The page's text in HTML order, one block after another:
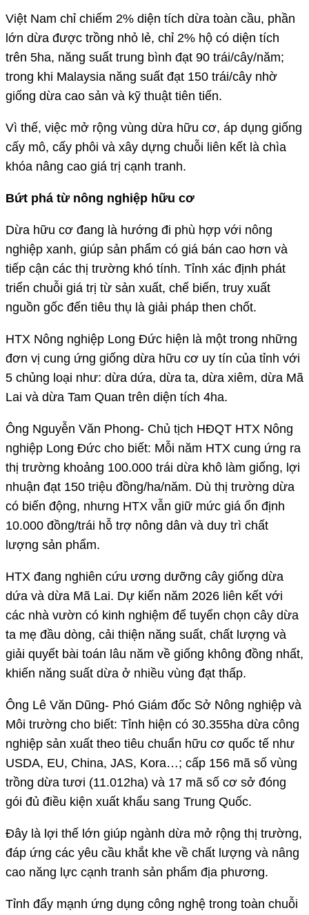
Việt Nam chỉ chiếm 2% diện tích dừa toàn cầu, phần
lớn dừa được trồng nhỏ lẻ, chỉ 2% hộ có diện tích
trên 5ha, năng suất trung bình đạt 90 trái/cây/năm;
trong khi Malaysia năng suất đạt 150 trái/cây nhờ
giống dừa cao sản và kỹ thuật tiên tiến.
Vì thế, việc mở rộng vùng dừa hữu cơ, áp dụng giống
cấy mô, cấy phôi và xây dựng chuỗi liên kết là chìa
khóa nâng cao giá trị cạnh tranh.
Bứt phá từ nông nghiệp hữu cơ
Dừa hữu cơ đang là hướng đi phù hợp với nông
nghiệp xanh, giúp sản phẩm có giá bán cao hơn và
tiếp cận các thị trường khó tính. Tỉnh xác định phát
triển chuỗi giá trị từ sản xuất, chế biến, truy xuất
nguồn gốc đến tiêu thụ là giải pháp then chốt.
HTX Nông nghiệp Long Đức hiện là một trong những
đơn vị cung ứng giống dừa hữu cơ uy tín của tỉnh với
5 chủng loại như: dừa dứa, dừa ta, dừa xiêm, dừa Mã
Lai và dừa Tam Quan trên diện tích 4ha.
Ông Nguyễn Văn Phong- Chủ tịch HĐQT HTX Nông
nghiệp Long Đức cho biết: Mỗi năm HTX cung ứng ra
thị trường khoảng 100.000 trái dừa khô làm giống, lợi
nhuận đạt 150 triệu đồng/ha/năm. Dù thị trường dừa
có biến động, nhưng HTX vẫn giữ mức giá ổn định
10.000 đồng/trái hỗ trợ nông dân và duy trì chất
lượng sản phẩm.
HTX đang nghiên cứu ương dưỡng cây giống dừa
dứa và dừa Mã Lai. Dự kiến năm 2026 liên kết với
các nhà vườn có kinh nghiệm để tuyển chọn cây dừa
ta mẹ đầu dòng, cải thiện năng suất, chất lượng và
giải quyết bài toán lâu năm về giống không đồng nhất,
khiến năng suất dừa ở nhiều vùng đạt thấp.
Ông Lê Văn Dũng- Phó Giám đốc Sở Nông nghiệp và
Môi trường cho biết: Tỉnh hiện có 30.355ha dừa công
nghiệp sản xuất theo tiêu chuẩn hữu cơ quốc tế như
USDA, EU, China, JAS, Kora…; cấp 156 mã số vùng
trồng dừa tươi (11.012ha) và 17 mã số cơ sở đóng
gói đủ điều kiện xuất khẩu sang Trung Quốc.
Đây là lợi thế lớn giúp ngành dừa mở rộng thị trường,
đáp ứng các yêu cầu khắt khe về chất lượng và nâng
cao năng lực cạnh tranh sản phẩm địa phương.
Tỉnh đẩy mạnh ứng dụng công nghệ trong toàn chuỗi